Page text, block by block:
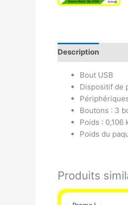
Description
Bout USB
Dispositif de
Boutons : 3
Poids : 0,106
Poids du
Produits
Le